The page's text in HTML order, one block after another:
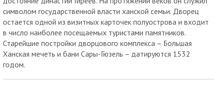
символом государственной власти ханской семьи. Дворец
остается одной из визитных карточек полуострова и входит
в число наиболее посещаемых туристами памятников.
Старейшие постройки дворцового комплекса – Большая
Ханская мечеть и бани Сары-Гюзель – датируются 1532
годом.